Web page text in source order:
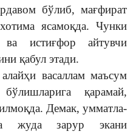
бўлиб, мағфират
ясамоқда. Чунки
истиғфор айтувчи
қабул этади.
васаллам маъсум
қарамай,
Демак, ум­матла­
жуда зарур экани